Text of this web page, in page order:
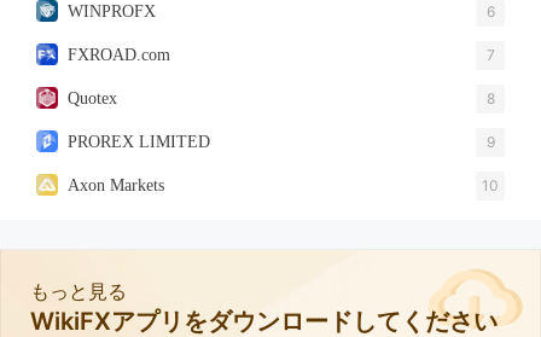
WINPROFX 6
FXROAD.com 7
Quotex 8
PROREX LIMITED 9
Axon Markets 10
もっと見る
WikiFXアプリをダウンロードしてください